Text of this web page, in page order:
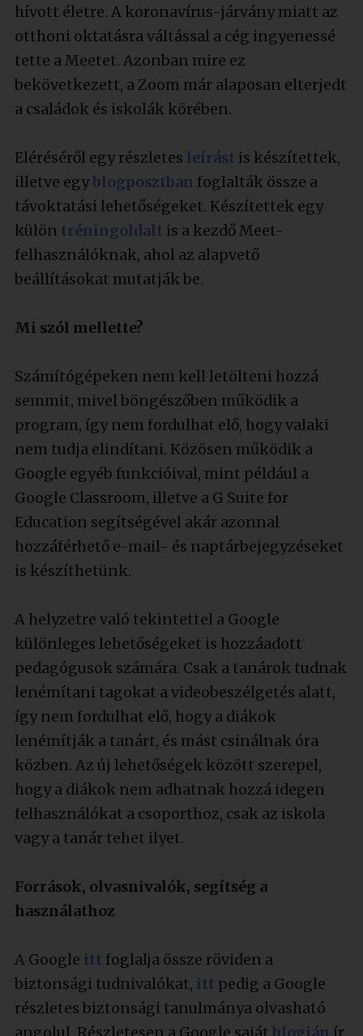
hívott életre. A koronavírus-járvány miatt az
otthoni oktatásra váltással a cég ingyenessé
tette a Meetet. Azonban mire ez
bekövetkezett, a Zoom már alaposan elterjedt
a családok és iskolák körében.
Eléréséről egy részletes leírást is készítettek,
illetve egyblogposztban foglalták össze a
távoktatási lehetőségeket. Készítettek egy
külön tréningoldalt is a kezdő Meet-
felhasználóknak, ahol az alapvető
beállításokat mutatják be.
Mi szól mellette?
Számítógépeken nem kell letölteni hozzá
semmit, mivel böngészőben működik a
program, így nem fordulhat elő, hogy valaki
nem tudja elindítani. Közösen működik a
Google egyéb funkcióival, mint például a
Google Classroom, illetve a G Suite for
Education segítségével akár azonnal
hozzáférhető e-mail- és naptárbejegyzéseket
is készíthetünk.
A helyzetre való tekintettel a Google
különleges lehetőségeket is hozzáadott
pedagógusok számára. Csak a tanárok tudnak
lenémítani tagokat a videobeszélgetés alatt,
így nem fordulhat elő, hogy a diákok
lenémítják a tanárt, és mást csinálnak óra
közben. Az új lehetőségek között szerepel,
hogy a diákok nem adhatnak hozzá idegen
felhasználókat a csoporthoz, csak az iskola
vagy a tanár tehet ilyet.
Források, olvasnivalók, segítség a
használathoz
A Google itt foglalja össze röviden a
biztonsági tudnivalókat, itt pedig a Google
részletes biztonsági tanulmánya olvasható